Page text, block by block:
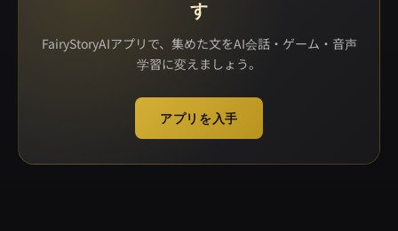
す
FairyStoryAIアプリで、集めた文をAI会話・ゲーム・音声
学習に変えましょう。
アプリを入手